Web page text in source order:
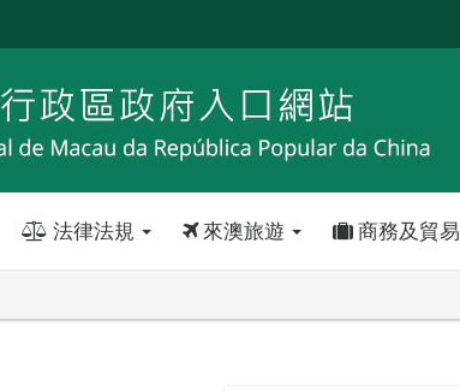
法律法規 來澳旅遊 商務及貿易